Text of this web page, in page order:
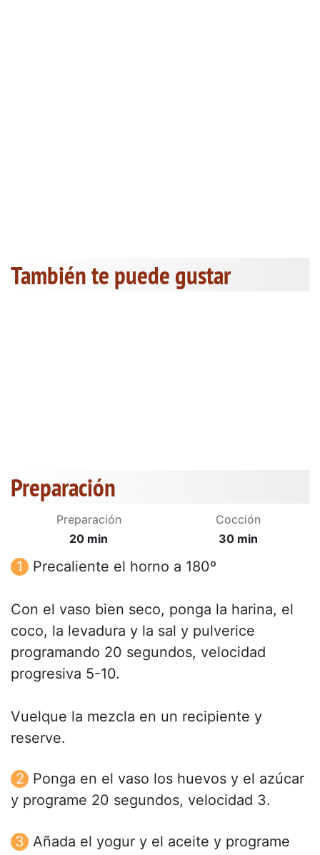
También te puede gustar
Preparación
Preparación
20 min
Cocción
30 min
Precaliente el horno a 180º
Con el vaso bien seco, ponga la harina, el
coco, la levadura y la sal y pulverice
programando 20 segundos, velocidad
progresiva 5-10.
Vuelque la mezcla en un recipiente y
reserve.
Ponga en el vaso los huevos y el azúcar
y programe 20 segundos, velocidad 3.
Añada el yogur y el aceite y programe